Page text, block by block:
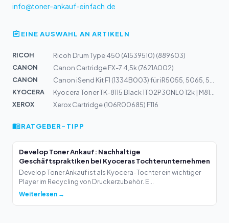
info@toner-ankauf-einfach.de
EINE AUSWAHL AN ARTIKELN
RICOH
Ricoh Drum Type 450 (A1539510) (889603)
CANON
Canon Cartridge FX-7 4,5k (7621A002)
CANON
Canon iSend Kit F1 (1334B003) für iR5055, 5065, 5075, N
KYOCERA
Kyocera Toner TK-8115 Black 1T02P30NL0 12k | M8124
XEROX
Xerox Cartridge (106R00685) F116
RATGEBER-TIPP
Develop Toner Ankauf: Nachhaltige
Geschäftspraktiken bei Kyoceras Tochterunternehmen
Develop Toner Ankauf ist als Kyocera-Tochter ein wichtiger
Player im Recycling von Druckerzubehör. E...
Weiterlesen →